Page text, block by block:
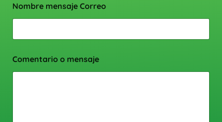
Nombre mensaje Correo
Comentario o mensaje